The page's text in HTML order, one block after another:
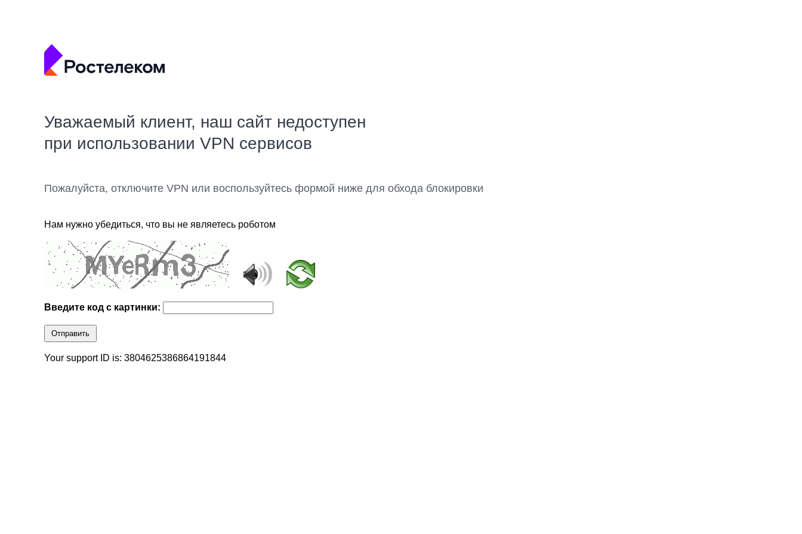
Уважаемый клиент, наш сайт недоступен
при использовании VPN сервисов
Пожалуйста, отключите VPN или воспользуйтесь формой ниже для обхода блокировки
Нам нужно убедиться, что вы не являетесь роботом
Введите код с картинки:
Отправить
Your support ID is: 3804625386864191844